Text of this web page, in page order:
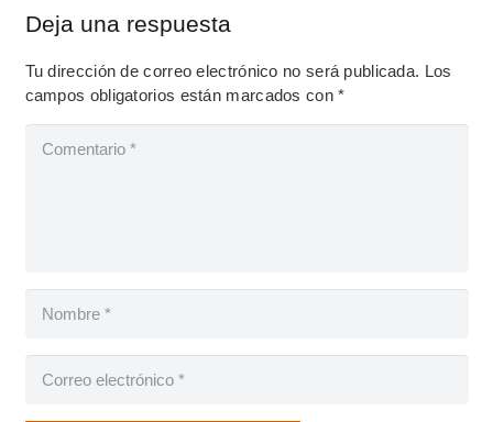
Deja una respuesta
Tu dirección de correo electrónico no será publicada. Los
campos obligatorios están marcados con*